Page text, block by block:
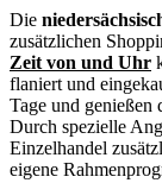
Die
zusätzlichen
Zeit von und Uhr
flaniert und
Tage und genießen
Durch spezielle
Einzelhandel
eigene